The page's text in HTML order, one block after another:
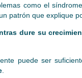
como el
patrón que explique
dure su
puede ser